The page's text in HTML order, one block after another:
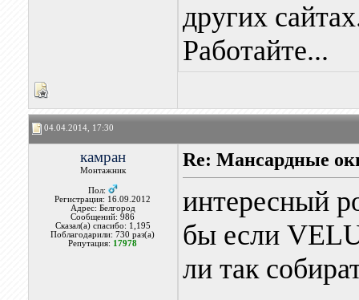
других
Работайте...
04.04.2014, 17:30
камран
Монтажник
Пол:
Регистрация: 16.09.2012
Адрес: Белгород
Сообщений: 986
Сказал(а) спасибо: 1,195
Поблагодарили: 730 раз(а)
Репутация: 17978
Re: Мансардные
интересный
бы если
ли так